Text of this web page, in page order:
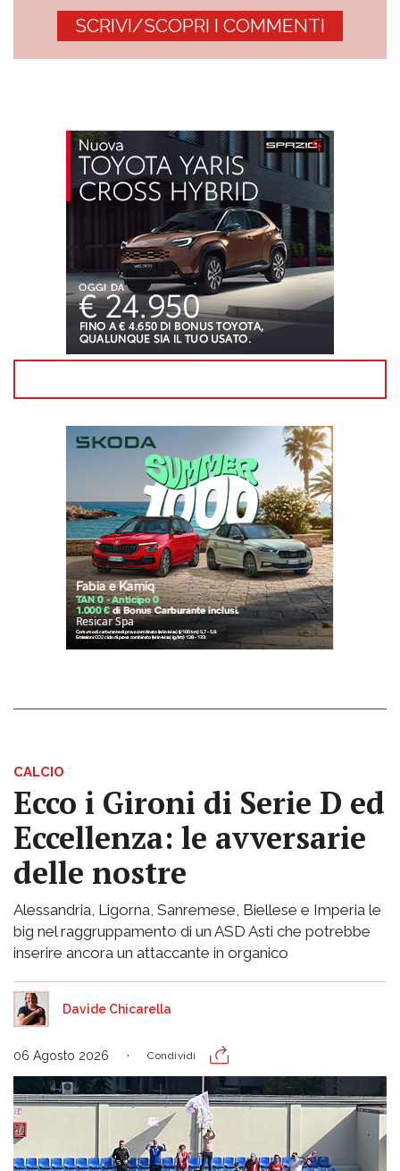
SCRIVI/SCOPRI I COMMENTI
CALCIO
Ecco i Gironi di Serie D ed
Eccellenza: le avversarie
delle nostre
Alessandria, Ligorna, Sanremese, Biellese e Imperia le
big nel raggruppamento di un ASD Asti che potrebbe
inserire ancora un attaccante in organico
Davide Chicarella
06 Agosto 2026 Condividi